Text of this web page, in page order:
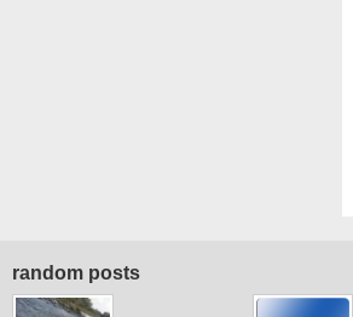
random posts